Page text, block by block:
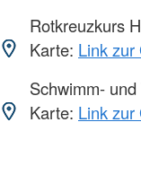
Rotkreuzkurs
Karte: Link zur
Schwimm-
Karte: Link zur